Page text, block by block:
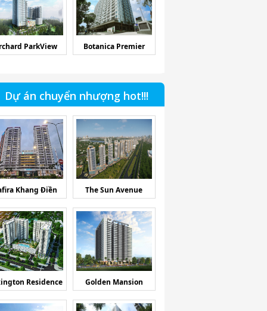
ParkView Botanica Premier
Dự án chuyển nhượng hot!!!
Khang Điền The Sun Avenue
Residence Golden Mansion